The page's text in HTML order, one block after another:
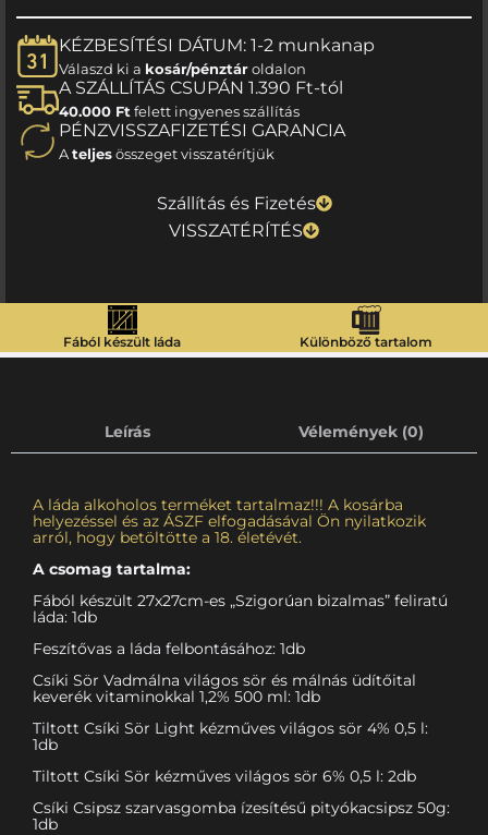
KÉZBESÍTÉSI DÁTUM: 1-2 munkanap
Válaszd ki a kosár/pénztároldalon
A SZÁLLÍTÁS CSUPÁN 1.390 Ft-tól
40.000 Ftfelett ingyenes szállítás
PÉNZVISSZAFIZETÉSI GARANCIA
Ateljesösszeget visszatérítjük
Szállítás és Fizetés
VISSZATÉRÍTÉS
Fából készült láda Különböző tartalom
Leírás Vélemények (0)
A láda alkoholos terméket tartalmaz!!! A kosárba
helyezéssel és az ÁSZF elfogadásával Ön nyilatkozik
arról, hogy betöltötte a 18. életévét.
A csomag tartalma:
Fából készült 27x27cm-es „Szigorúan bizalmas” feliratú
láda: 1db
Feszítővas a láda felbontásához: 1db
Csíki Sör Vadmálna világos sör és málnás üdítőital
keverék vitaminokkal 1,2% 500 ml: 1db
Tiltott Csíki Sör Light kézműves világos sör 4% 0,5 l:
1db
Tiltott Csíki Sör kézműves világos sör 6% 0,5 l: 2db
Csíki Csipsz szarvasgomba ízesítésű pityókacsipsz 50g:
1db